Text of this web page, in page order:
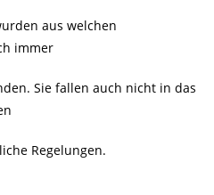
aus welchen
immer
Sie fallen auch nicht in das
Regelungen.